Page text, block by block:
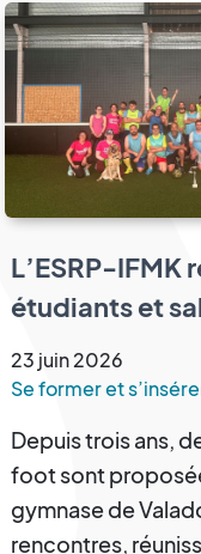
L’ESRP-IFMK
étudiants et
d’un tournoi
23 juin2026
Se former et
Depuis trois ans,
foot sont
gymnase de
rencontres,